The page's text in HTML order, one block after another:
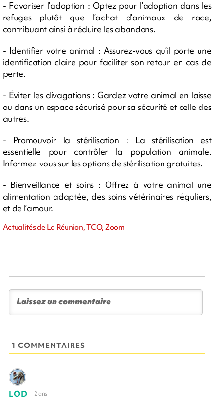
- Favoriser l’adoption : Optez pour l’adoption dans les
refuges plutôt que l’achat d’animaux de race,
contribuant ainsi à réduire les abandons.
- Identifier votre animal : Assurez-vous qu’il porte une
identification claire pour faciliter son retour en cas de
perte.
- Éviter les divagations : Gardez votre animal en laisse
ou dans un espace sécurisé pour sa sécurité et celle des
autres.
- Promouvoir la stérilisation : La stérilisation est
essentielle pour contrôler la population animale.
Informez-vous sur les options de stérilisation gratuites.
- Bienveillance et soins : Offrez à votre animal une
alimentation adaptée, des soins vétérinaires réguliers,
et de l’amour.
Actualités de La Réunion, TCO, Zoom
1 COMMENTAIRES
LOD 2 ans